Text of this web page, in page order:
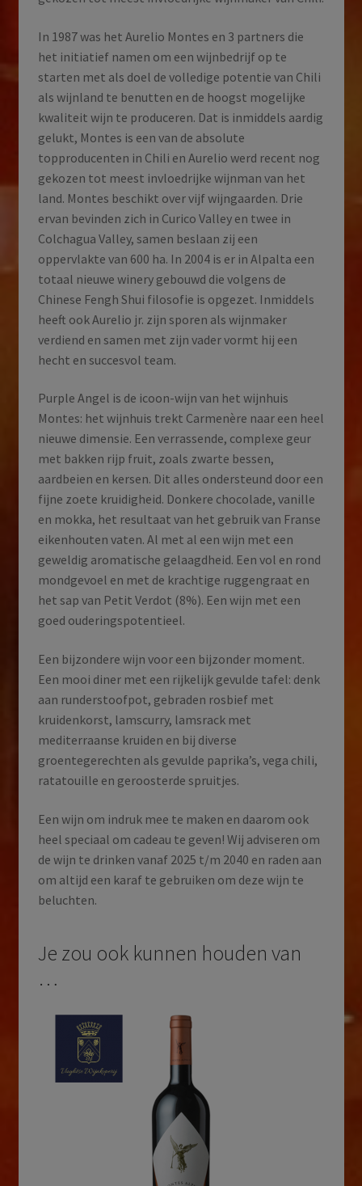
In 1987 was het Aurelio Montes en 3 partners die
het initiatief namen om een wijnbedrijf op te
starten met als doel de volledige potentie van Chili
als wijnland te benutten en de hoogst mogelijke
kwaliteit wijn te produceren. Dat is inmiddels aardig
gelukt, Montes is een van de absolute
topproducenten in Chili en Aurelio werd recent nog
gekozen tot meest invloedrijke wijnman van het
land. Montes beschikt over vijf wijngaarden. Drie
ervan bevinden zich in Curico Valley en twee in
Colchagua Valley, samen beslaan zij een
oppervlakte van 600 ha. In 2004 is er in Alpalta een
totaal nieuwe winery gebouwd die volgens de
Chinese Fengh Shui filosofie is opgezet. Inmiddels
heeft ook Aurelio jr. zijn sporen als wijnmaker
verdiend en samen met zijn vader vormt hij een
hecht en succesvol team.
Purple Angel is de icoon-wijn van het wijnhuis
Montes: het wijnhuis trekt Carmenère naar een heel
nieuwe dimensie. Een verrassende, complexe geur
met bakken rijp fruit, zoals zwarte bessen,
aardbeien en kersen. Dit alles ondersteund door een
fijne zoete kruidigheid. Donkere chocolade, vanille
en mokka, het resultaat van het gebruik van Franse
eikenhouten vaten. Al met al een wijn met een
geweldig aromatische gelaagdheid. Een vol en rond
mondgevoel en met de krachtige ruggengraat en
het sap van Petit Verdot (8%). Een wijn met een
goed ouderingspotentieel.
Een bijzondere wijn voor een bijzonder moment.
Een mooi diner met een rijkelijk gevulde tafel: denk
aan runderstoofpot, gebraden rosbief met
kruidenkorst, lamscurry, lamsrack met
mediterraanse kruiden en bij diverse
groentegerechten als gevulde paprika’s, vega chili,
ratatouille en geroosterde spruitjes.
Een wijn om indruk mee te maken en daarom ook
heel speciaal om cadeau te geven! Wij adviseren om
de wijn te drinken vanaf 2025 t/m 2040 en raden aan
om altijd een karaf te gebruiken om deze wijn te
beluchten.
Je zou ook kunnen houden van
…